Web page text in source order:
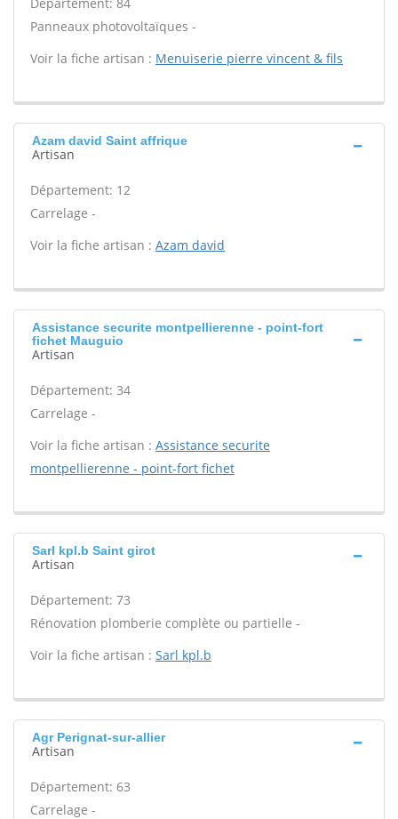
Panneaux photovoltaïques -
Voir la fiche artisan : Menuiserie pierre vincent & fils
Azam david Saint affrique
Artisan
Département: 12
Carrelage -
Voir la fiche artisan : Azam david
Assistance securite montpellierenne - point-fort
fichet Mauguio
Artisan
Département: 34
Carrelage -
Voir la fiche artisan : Assistance securite
montpellierenne - point-fort fichet
Sarl kpl.b Saint girot
Artisan
Département: 73
Rénovation plomberie complète ou partielle -
Voir la fiche artisan : Sarl kpl.b
Agr Perignat-sur-allier
Artisan
Département: 63
Carrelage -